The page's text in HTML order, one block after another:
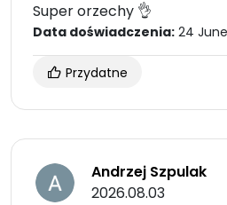
Super orzechy 👌
Data doświadczenia: 24
Przydatne
Andrzej Szpulak
2026.08.03